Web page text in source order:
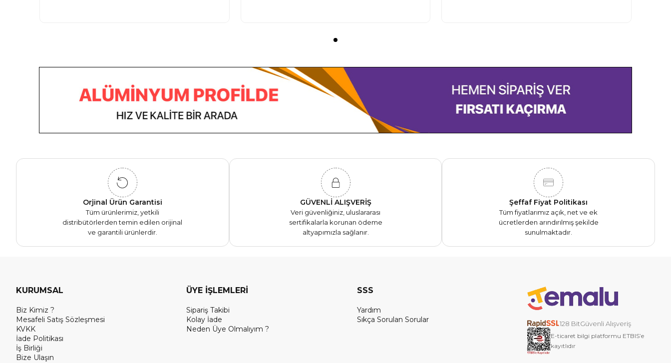
Orjinal Ürün Garantisi
Tüm ürünlerimiz, yetkili
distribütörlerden temin edilen orijinal
ve garantili ürünlerdir.
GÜVENLİ ALIŞVERİŞ
Veri güvenliğiniz, uluslararası
sertifikalarla korunan ödeme
altyapımızla sağlanır.
Şeffaf Fiyat Politikası
Tüm fiyatlarımız açık, net ve ek
ücretlerden arındırılmış şekilde
sunulmaktadır.
KURUMSAL
Biz Kimiz ?
Mesafeli Satış Sözleşmesi
KVKK
İade Politikası
İş Birliği
Bize Ulaşın
ÜYE İŞLEMLERİ
Sipariş Takibi
Kolay İade
Neden Üye Olmalıyım ?
SSS
Yardım
Sıkça Sorulan Sorular
128 BitGüvenli Alışveriş
E-ticaret bilgi platformu ETBIS’e
kayıtlıdır